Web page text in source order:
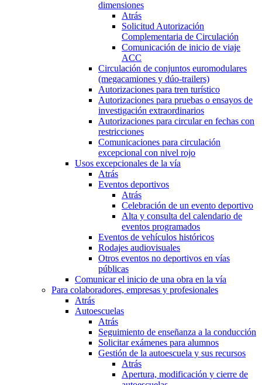
dimensiones
Atrás
Solicitud Autorización
Complementaria de Circulación
Comunicación de inicio de viaje
ACC
Circulación de conjuntos euromodulares
(megacamiones y dúo-trailers)
Autorizaciones para tren turístico
Autorizaciones para pruebas o ensayos de
investigación extraordinarios
Autorizaciones para circular en fechas con
restricciones
Comunicaciones para circulación
excepcional con nivel rojo
Usos excepcionales de la vía
Atrás
Eventos deportivos
Atrás
Celebración de un evento deportivo
Alta y consulta del calendario de
eventos programados
Eventos de vehículos históricos
Rodajes audiovisuales
Otros eventos no deportivos en vías
públicas
Comunicar el inicio de una obra en la vía
Para colaboradores, empresas y profesionales
Atrás
Autoescuelas
Atrás
Seguimiento de enseñanza a la conducción
Solicitar exámenes para alumnos
Gestión de la autoescuela y sus recursos
Atrás
Apertura, modificación y cierre de